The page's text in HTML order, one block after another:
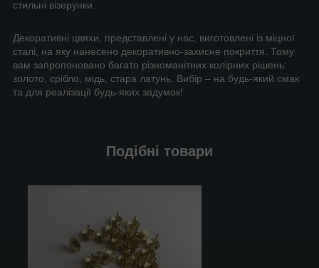
стильні візерунки.
Декоративні цвяхи, представлені у нас, виготовлені із міцної
сталі, на яку нанесено декоративно-захисне покриття. Тому
вам запропоновано багато різноманітних колірних рішень:
золото, срібло, мідь, стара латунь. Вибір – на будь-який смак
та для реалізації будь-яких задумок!
Подібні товари